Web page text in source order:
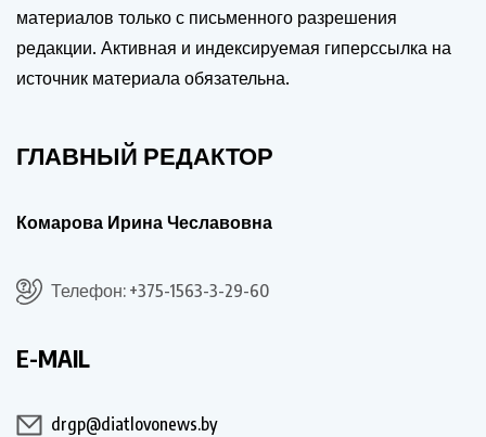
материалов только с письменного разрешения
редакции. Активная и индексируемая гиперссылка на
источник материала обязательна.
ГЛАВНЫЙ РЕДАКТОР
Комарова Ирина Чеславовна
Телефон: +375-1563-3-29-60
E-MAIL
drgp@diatlovonews.by